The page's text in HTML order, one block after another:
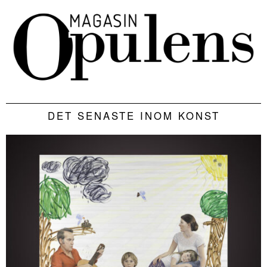
DET SENASTE INOM KONST